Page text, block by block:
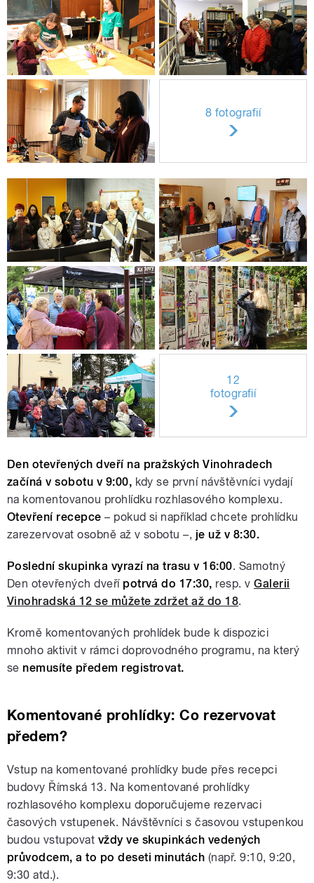
8 fotografií
12
fotografií
Den otevřených dveří na pražských Vinohradech
začíná v sobotu v 9:00, kdy se první návštěvníci vydají
na komentovanou prohlídku rozhlasového komplexu.
Otevření recepce – pokud si například chcete prohlídku
zarezervovat osobně až v sobotu –, je už v 8:30.
Poslední skupinka vyrazí na trasu v 16:00. Samotný
Den otevřených dveří potrvá do 17:30, resp. vGalerii
Vinohradská 12 se můžete zdržetaž do 18.
Kromě komentovaných prohlídek bude k dispozici
mnoho aktivit v rámci doprovodného programu, na který
se nemusíte předem registrovat.
Komentované prohlídky: Co rezervovat
předem?
Vstup na komentované prohlídky bude přes recepci
budovy Římská 13. Na komentované prohlídky
rozhlasového komplexu doporučujeme rezervaci
časových vstupenek. Návštěvníci s časovou vstupenkou
budou vstupovat vždy ve skupinkách vedených
průvodcem, a to po deseti minutách (např. 9:10, 9:20,
9:30 atd.).